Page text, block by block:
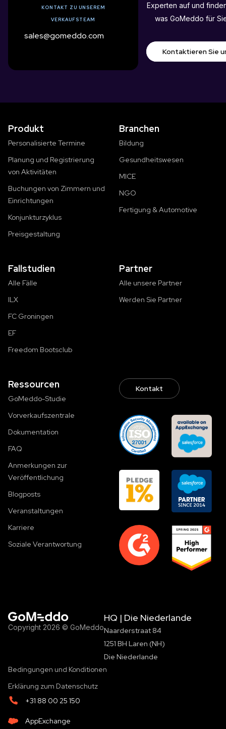
KONTAKT ZU UNSEREM
VERKAUFSTEAM
sales@gomeddo.com
Experten auf und
was GoMeddo für
Kontaktieren Sie
Produkt
Personalisierte Termine
Planung und Registrierung
von Aktivitäten
Buchungen von Zimmern und
Einrichtungen
Konjunkturzyklus
Preisgestaltung
Branchen
Bildung
Gesundheitswesen
MICE
NGO
Fertigung & Automotive
Fallstudien
Alle Fälle
ILX
FC Groningen
EF
Freedom Bootsclub
Partner
Alle unsere Partner
Werden Sie Partner
Ressourcen
GoMeddo-Studie
Vorverkaufszentrale
Dokumentation
FAQ
Anmerkungen zur
Veröffentlichung
Blogposts
Veranstaltungen
Karriere
Soziale Verantwortung
Kontakt
Copyright 2026 © GoMeddo
HQ | Die Niederlande
Naarderstraat 84
1251 BH Laren (NH)
Die Niederlande
Bedingungen und Konditionen
Erklärung zum Datenschutz
+31 88 00 25 150
AppExchange